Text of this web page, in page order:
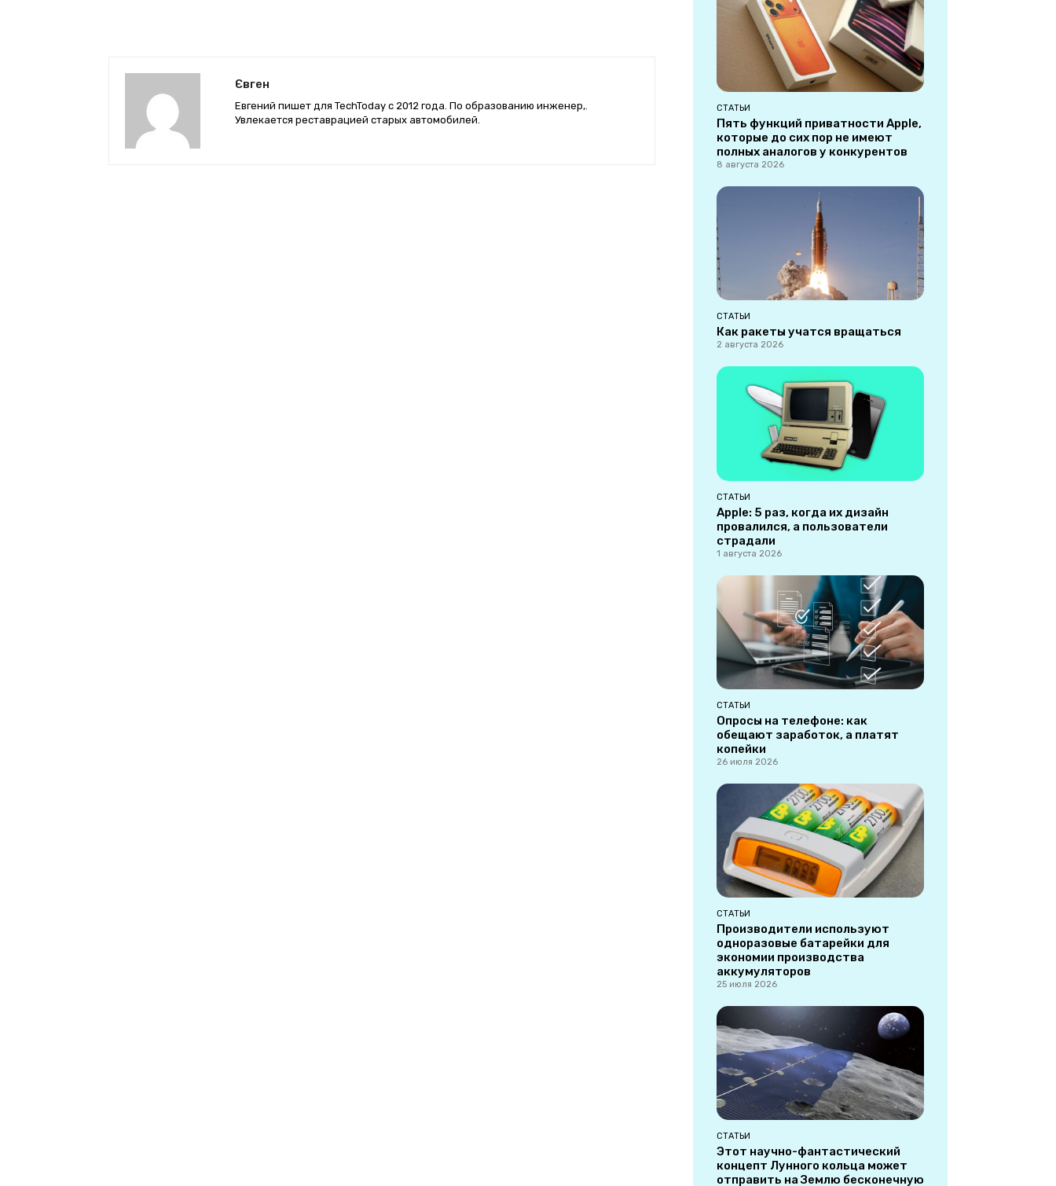
Євген
Евгений пишет для TechToday с 2012 года. По образованию инженер,.
Увлекается реставрацией старых автомобилей.
СТАТЬИ
Пять функций приватности Apple,
которые до сих пор не имеют
полных аналогов у конкурентов
8 августа 2026
СТАТЬИ
Как ракеты учатся вращаться
2 августа 2026
СТАТЬИ
Apple: 5 раз, когда их дизайн
провалился, а пользователи
страдали
1 августа 2026
СТАТЬИ
Опросы на телефоне: как
обещают заработок, а платят
копейки
26 июля 2026
СТАТЬИ
Производители используют
одноразовые батарейки для
экономии производства
аккумуляторов
25 июля 2026
СТАТЬИ
Этот научно-фантастический
концепт Лунного кольца может
отправить на Землю бесконечную